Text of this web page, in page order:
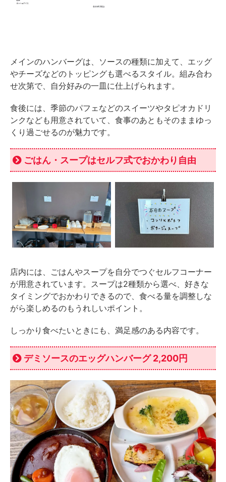
メインのハンバーグは、ソースの種類に加えて、エッグ
やチーズなどのトッピングも選べるスタイル。組み合わ
せ次第で、自分好みの一皿に仕上げられます。
食後には、季節のパフェなどのスイーツやタピオカドリ
ンクなども用意されていて、食事のあともそのままゆっ
くり過ごせるのが魅力です。
ごはん・スープはセルフ式でおかわり自由
店内には、ごはんやスープを自分でつぐセルフコーナー
が用意されています。スープは2種類から選べ、好きな
タイミングでおかわりできるので、食べる量を調整しな
がら楽しめるのもうれしいポイント。
しっかり食べたいときにも、満足感のある内容です。
デミソースのエッグハンバーグ 2,200円